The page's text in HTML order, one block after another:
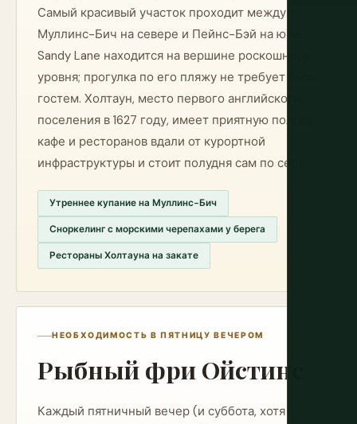
Самый красивый участок проходит между
Муллинс-Бич на севере и Пейнс-Бэй на юге.
Sandy Lane находится на вершине роскошного
уровня; прогулка по его пляжу не требует быть
гостем. Холтаун, место первого английского
поселения в 1627 году, имеет приятную полосу
кафе и ресторанов вдали от курортной
инфраструктуры и стоит полудня сам по себе.
Утреннее купание на Муллинс-Бич
Сноркелинг с морскими черепахами у берега
Рестораны Холтауна на закате
НЕОБХОДИМОСТЬ В ПЯТНИЦУ ВЕЧЕРОМ
Рыбный фри Ойстинс
Каждый пятничный вечер (и суббота, хотя